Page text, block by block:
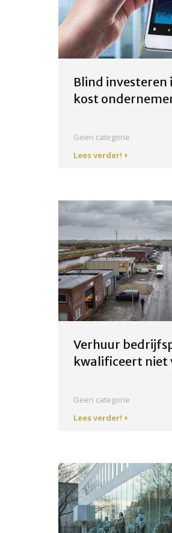
Blind
kost
Geen categorie
Lees verder!
Verhuur
kwalificeert niet
Geen categorie
Lees verder!